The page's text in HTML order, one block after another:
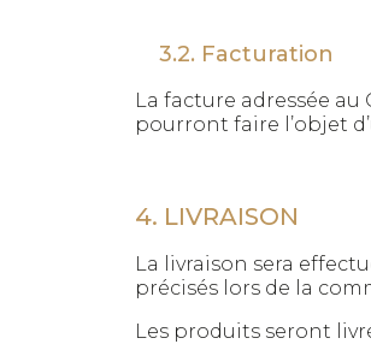
3.2. Facturation
La facture adressée
pourront faire l’objet
4. LIVRAISON
La livraison sera
précisés lors de la
Les produits seront